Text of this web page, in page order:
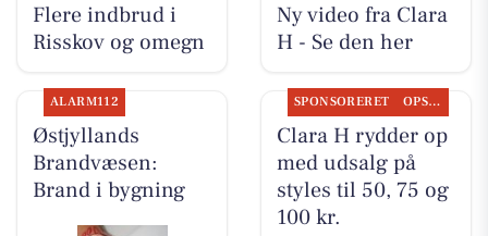
Flere indbrud i
Risskov og omegn
Ny video fra Clara
H - Se den her
ALARM112
Østjyllands
Brandvæsen:
Brand i bygning
SPONSORERET OPSLAGSTAVLEN
Clara H rydder op
med udsalg på
styles til 50, 75 og
100 kr.